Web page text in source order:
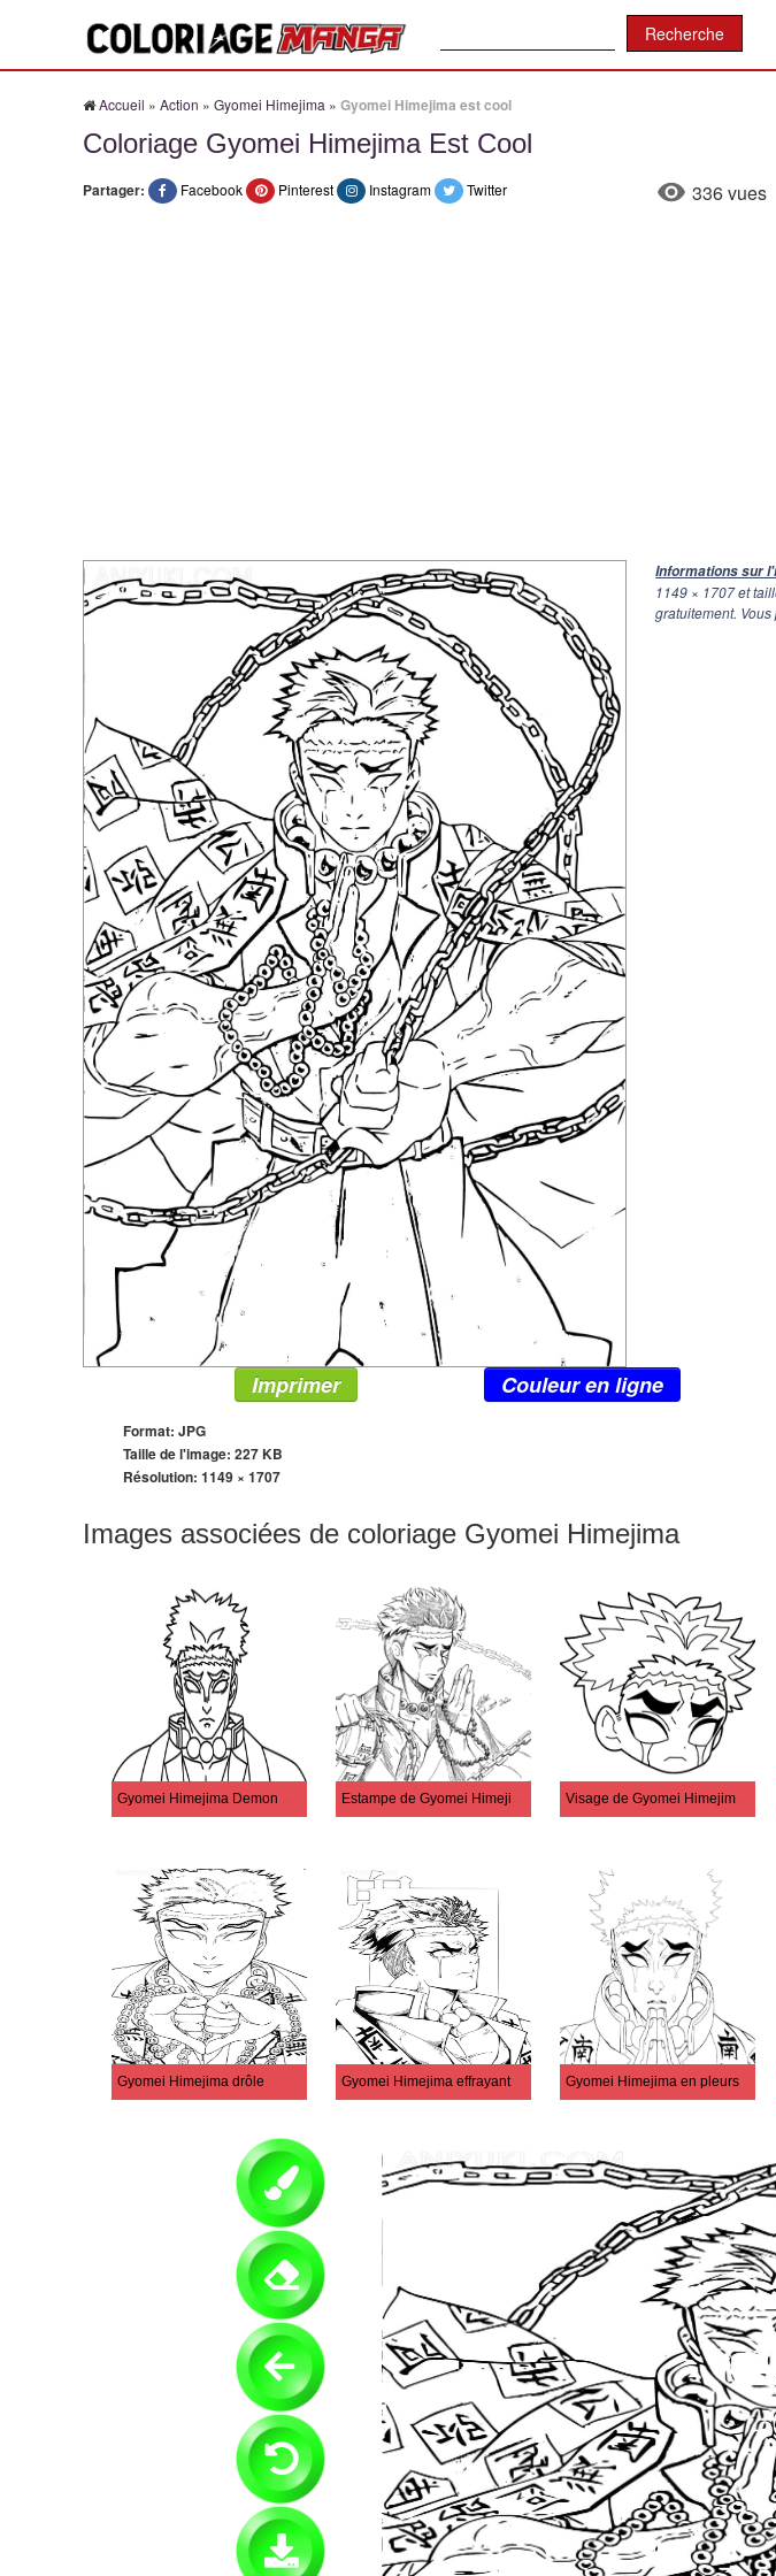
Accueil » Action » Gyomei Himejima » Gyomei Himejima est cool
Coloriage Gyomei Himejima Est Cool
Partager: Facebook Pinterest Instagram Twitter 336 vues
Informations sur
1149 × 1707et
gratuitement.
Imprimer Couleur en ligne
Format: JPG
Taille de l'image: 227 KB
Résolution: 1149 × 1707
Images associées de coloriage Gyomei Himejima
Gyomei Himejima Demon Slayer Estampe de Gyomei Himejima Visage de Gyomei Himejima Chibi
Gyomei Himejima drôle Gyomei Himejima effrayant Gyomei Himejima en pleurs